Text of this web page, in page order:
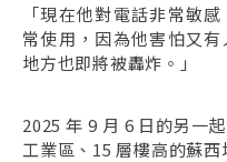
「現在他對電話非常敏
常使用，因為他害怕又
地方也即將被轟炸。」
2025 年 9 月 6 日的另一
工業區、15 層樓高的蘇